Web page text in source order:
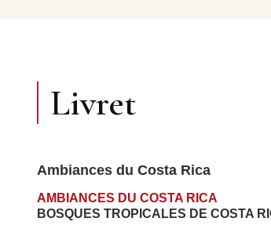
Livret
Ambiances du Costa Rica
AMBIANCES DU COSTA RICA
BOSQUES TROPICALES DE COSTA